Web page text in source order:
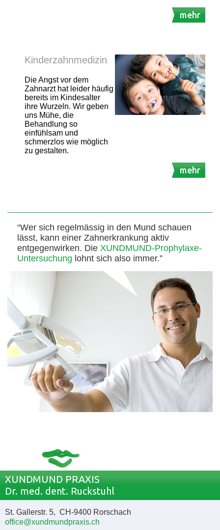
mehr
Kinderzahnmedizin
Die Angst vor dem
Zahnarzt hat leider häufig
bereits im Kindesalter
ihre Wurzeln. Wir geben
uns Mühe, die
Behandlung so
einfühlsam und
schmerzlos wie möglich
zu gestalten.
mehr
“Wer sich regelmässig in den Mund schauen
lässt, kann einer Zahnerkrankung aktiv
entgegenwirken. Die XUNDMUND-Prophylaxe-
Untersuchung lohnt sich also immer.”
XUNDMUND PRAXIS
Dr. med. dent. Ruckstuhl
St. Gallerstr. 5, CH-9400 Rorschach
office@xundmundpraxis.ch